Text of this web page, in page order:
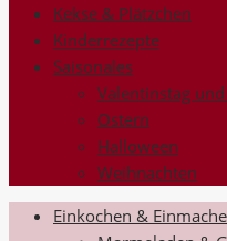
Kekse & Plätzchen
Kinderrezepte
Saisonales
Valentinstag
Ostern
Halloween
Weihnachten
Einkochen &